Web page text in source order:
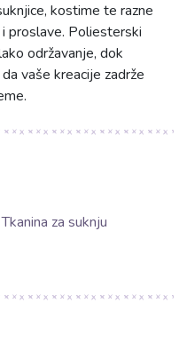
kostime te razne
proslave. Poliesterski
održavanje, dok
vaše kreacije zadrže
Tkanina za suknju